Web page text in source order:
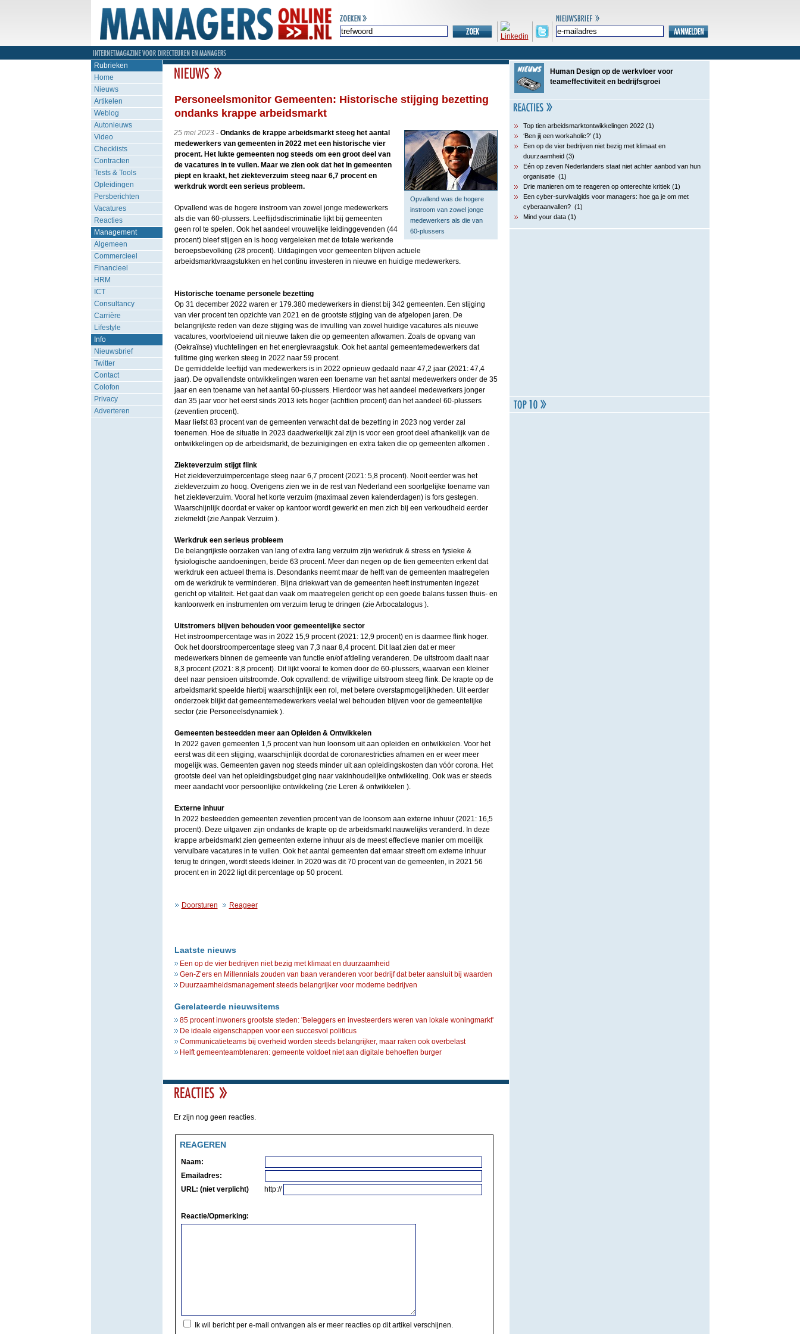
Rubrieken
Home
Nieuws
Artikelen
Weblog
Autonieuws
Video
Checklists
Contracten
Tests & Tools
Opleidingen
Persberichten
Vacatures
Reacties
Management
Algemeen
Commercieel
Financieel
HRM
ICT
Consultancy
Carrière
Lifestyle
Info
Nieuwsbrief
Twitter
Contact
Colofon
Privacy
Adverteren
Personeelsmonitor Gemeenten: Historische stijging bezetting
ondanks krappe arbeidsmarkt
Opvallend was de hogere
instroom van zowel jonge
medewerkers als die van
60-plussers
25 mei 2023- Ondanks de krappe arbeidsmarkt steeg het aantal
medewerkers van gemeenten in 2022 met een historische vier
procent. Het lukte gemeenten nog steeds om een groot deel van
de vacatures in te vullen. Maar we zien ook dat het in gemeenten
piept en kraakt, het ziekteverzuim steeg naar 6,7 procent en
werkdruk wordt een serieus probleem.
Opvallend was de hogere instroom van zowel jonge medewerkers
als die van 60-plussers. Leeftijdsdiscriminatie lijkt bij gemeenten
geen rol te spelen. Ook het aandeel vrouwelijke leidinggevenden (44
procent) bleef stijgen en is hoog vergeleken met de totale werkende
beroepsbevolking (28 procent). Uitdagingen voor gemeenten blijven actuele
arbeidsmarktvraagstukken en het continu investeren in nieuwe en huidige medewerkers.
Historische toename personele bezetting
Op 31 december 2022 waren er 179.380 medewerkers in dienst bij 342 gemeenten. Een stijging
van vier procent ten opzichte van 2021 en de grootste stijging van de afgelopen jaren. De
belangrijkste reden van deze stijging was de invulling van zowel huidige vacatures als nieuwe
vacatures, voortvloeiend uit nieuwe taken die op gemeenten afkwamen. Zoals de opvang van
(Oekraïnse) vluchtelingen en het energievraagstuk. Ook het aantal gemeentemedewerkers dat
fulltime ging werken steeg in 2022 naar 59 procent.
De gemiddelde leeftijd van medewerkers is in 2022 opnieuw gedaald naar 47,2 jaar (2021: 47,4
jaar). De opvallendste ontwikkelingen waren een toename van het aantal medewerkers onder de 35
jaar en een toename van het aantal 60-plussers. Hierdoor was het aandeel medewerkers jonger
dan 35 jaar voor het eerst sinds 2013 iets hoger (achttien procent) dan het aandeel 60-plussers
(zeventien procent).
Maar liefst 83 procent van de gemeenten verwacht dat de bezetting in 2023 nog verder zal
toenemen. Hoe de situatie in 2023 daadwerkelijk zal zijn is voor een groot deel afhankelijk van de
ontwikkelingen op de arbeidsmarkt, de bezuinigingen en extra taken die op gemeenten afkomen .
Ziekteverzuim stijgt flink
Het ziekteverzuimpercentage steeg naar 6,7 procent (2021: 5,8 procent). Nooit eerder was het
ziekteverzuim zo hoog. Overigens zien we in de rest van Nederland een soortgelijke toename van
het ziekteverzuim. Vooral het korte verzuim (maximaal zeven kalenderdagen) is fors gestegen.
Waarschijnlijk doordat er vaker op kantoor wordt gewerkt en men zich bij een verkoudheid eerder
ziekmeldt (zie Aanpak Verzuim ).
Werkdruk een serieus probleem
De belangrijkste oorzaken van lang of extra lang verzuim zijn werkdruk & stress en fysieke &
fysiologische aandoeningen, beide 63 procent. Meer dan negen op de tien gemeenten erkent dat
werkdruk een actueel thema is. Desondanks neemt maar de helft van de gemeenten maatregelen
om de werkdruk te verminderen. Bijna driekwart van de gemeenten heeft instrumenten ingezet
gericht op vitaliteit. Het gaat dan vaak om maatregelen gericht op een goede balans tussen thuis- en
kantoorwerk en instrumenten om verzuim terug te dringen (zie Arbocatalogus ).
Uitstromers blijven behouden voor gemeentelijke sector
Het instroompercentage was in 2022 15,9 procent (2021: 12,9 procent) en is daarmee flink hoger.
Ook het doorstroompercentage steeg van 7,3 naar 8,4 procent. Dit laat zien dat er meer
medewerkers binnen de gemeente van functie en/of afdeling veranderen. De uitstroom daalt naar
8,3 procent (2021: 8,8 procent). Dit lijkt vooral te komen door de 60-plussers, waarvan een kleiner
deel naar pensioen uitstroomde. Ook opvallend: de vrijwillige uitstroom steeg flink. De krapte op de
arbeidsmarkt speelde hierbij waarschijnlijk een rol, met betere overstapmogelijkheden. Uit eerder
onderzoek blijkt dat gemeentemedewerkers veelal wel behouden blijven voor de gemeentelijke
sector (zie Personeelsdynamiek ).
Gemeenten besteedden meer aan Opleiden & Ontwikkelen
In 2022 gaven gemeenten 1,5 procent van hun loonsom uit aan opleiden en ontwikkelen. Voor het
eerst was dit een stijging, waarschijnlijk doordat de coronarestricties afnamen en er weer meer
mogelijk was. Gemeenten gaven nog steeds minder uit aan opleidingskosten dan vóór corona. Het
grootste deel van het opleidingsbudget ging naar vakinhoudelijke ontwikkeling. Ook was er steeds
meer aandacht voor persoonlijke ontwikkeling (zie Leren & ontwikkelen ).
Externe inhuur
In 2022 besteedden gemeenten zeventien procent van de loonsom aan externe inhuur (2021: 16,5
procent). Deze uitgaven zijn ondanks de krapte op de arbeidsmarkt nauwelijks veranderd. In deze
krappe arbeidsmarkt zien gemeenten externe inhuur als de meest effectieve manier om moeilijk
vervulbare vacatures in te vullen. Ook het aantal gemeenten dat ernaar streeft om externe inhuur
terug te dringen, wordt steeds kleiner. In 2020 was dit 70 procent van de gemeenten, in 2021 56
procent en in 2022 ligt dit percentage op 50 procent.
Doorsturen Reageer
Laatste nieuws
Een op de vier bedrijven niet bezig met klimaat en duurzaamheid
Gen-Z’ers en Millennials zouden van baan veranderen voor bedrijf dat beter aansluit bij waarden
Duurzaamheidsmanagement steeds belangrijker voor moderne bedrijven
Gerelateerde nieuwsitems
85 procent inwoners grootste steden: 'Beleggers en investeerders weren van lokale woningmarkt'
De ideale eigenschappen voor een succesvol politicus
Communicatieteams bij overheid worden steeds belangrijker, maar raken ook overbelast
Helft gemeenteambtenaren: gemeente voldoet niet aan digitale behoeften burger
Er zijn nog geen reacties.
REAGEREN
Naam:
Emailadres:
URL: (niet verplicht)
http://
Reactie/Opmerking:
Ik wil bericht per e-mail ontvangen als er meer reacties op dit artikel verschijnen.
Human Design op de werkvloer voor
teameffectiviteit en bedrijfsgroei
Top tien arbeidsmarktontwikkelingen 2022 (1)
‘Ben jij een workaholic?’ (1)
Een op de vier bedrijven niet bezig met klimaat en
duurzaamheid (3)
Eén op zeven Nederlanders staat niet achter aanbod van hun
organisatie (1)
Drie manieren om te reageren op onterechte kritiek (1)
Een cyber-survivalgids voor managers: hoe ga je om met
cyberaanvallen? (1)
Mind your data (1)